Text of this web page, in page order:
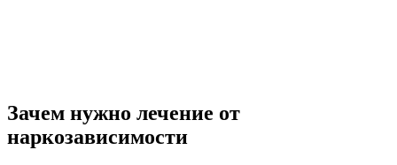
Зачем нужно лечение от
наркозависимости